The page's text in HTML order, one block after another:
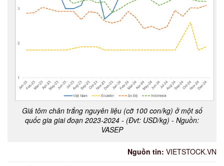
Giá tôm chân trắng nguyên liệu (cỡ 100 con/kg) ở một số
quốc gia giai đoạn 2023-2024 - (Đvt: USD/kg) - Nguồn:
VASEP
Nguồn tin: VIETSTOCK.VN